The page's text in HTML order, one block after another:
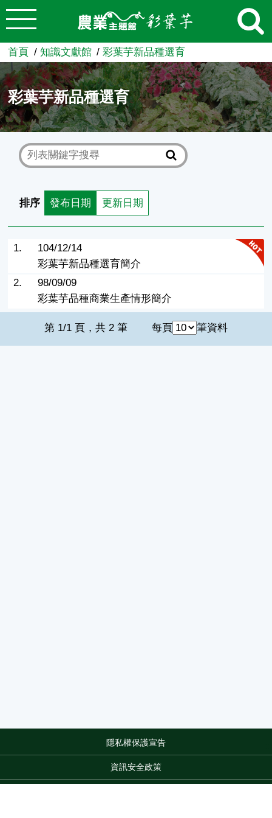
跳到主要內容
農業知識入口網
首頁 知識文獻館 彩葉芋新品種選育
彩葉芋新品種選育
排序 發布日期 更新日期
1.
104/12/14
彩葉芋新品種選育簡介
2.
98/09/09
彩葉芋品種商業生產情形簡介
第 1/1 頁，共 2 筆 每頁 筆資料
隱私權保護宣告
資訊安全政策